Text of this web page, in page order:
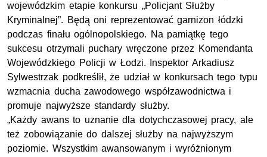
wojewódzkim etapie konkursu „Policjant Służby
Kryminalnej”. Będą oni reprezentować garnizon łódzki
podczas finału ogólnopolskiego. Na pamiątkę tego
sukcesu otrzymali puchary wręczone przez Komendanta
Wojewódzkiego Policji w Łodzi. Inspektor Arkadiusz
Sylwestrzak podkreślił, że udział w konkursach tego typu
wzmacnia ducha zawodowego współzawodnictwa i
promuje najwyższe standardy służby.
„Każdy awans to uznanie dla dotychczasowej pracy, ale
też zobowiązanie do dalszej służby na najwyższym
poziomie. Wszystkim awansowanym i wyróżnionym